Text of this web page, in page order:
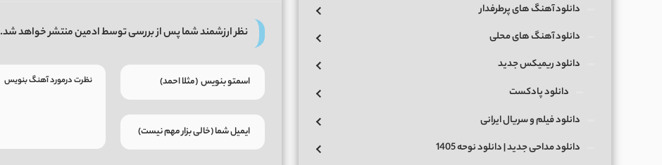
نظر ارزشمند شما پس از بررسی توسط ادمین منتشر خواهد شد.
دانلود آهنگ های پرطرفدار
دانلود آهنگ های محلی
دانلود ریمیکس جدید
دانلود پادکست
دانلود فیلم و سریال ایرانی
دانلود مداحی جدید | دانلود نوحه 1405